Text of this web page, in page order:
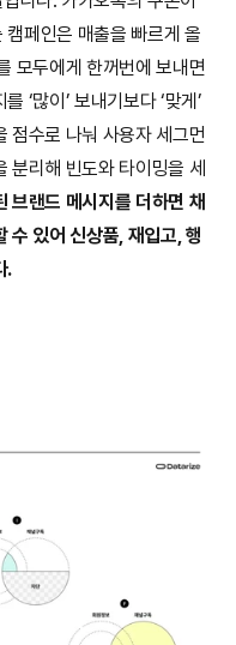
페인은 매출을 빠르게 올
모두에게 한꺼번에 보내면
‘많이’ 보내기보다 ‘맞게’
점수로 나눠 사용자 세그먼
분리해 빈도와 타이밍을 세
브랜드 메시지를 더하면 채
수 있어 신상품, 재입고, 행
.